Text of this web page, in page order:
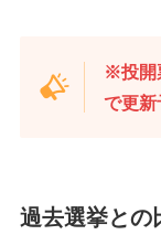
※投開
で更新
過去選挙との